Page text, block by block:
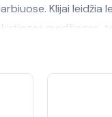
Klijai leidžia
medžiagas,
ilgaamžiškumą.
tipų, pritaikytų